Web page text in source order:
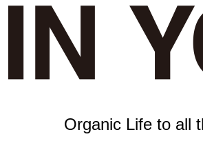
Organic Life to all